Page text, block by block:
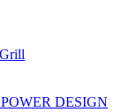
POWER DESIGN